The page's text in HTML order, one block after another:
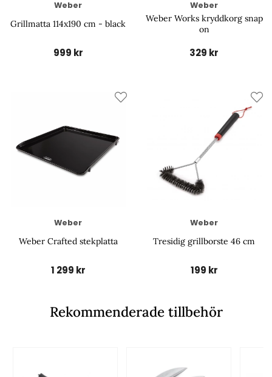
Weber
Grillmatta 114x190 cm - black
999 kr
Weber
Weber Works kryddkorg snap
on
329 kr
Weber
Weber Crafted stekplatta
1 299 kr
Weber
Tresidig grillborste 46 cm
199 kr
Rekommenderade tillbehör